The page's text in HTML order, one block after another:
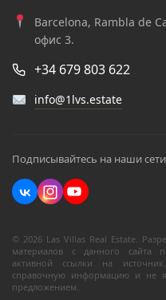
Barcelona, Rambla de
офис 3.
+34 679 803 622
info@1lvs.estate
Подписывайтесь на наши
© 2026 Las Villas Real Estate.
материалов с данного сайта
активной ссылки на
справочную информацию и не
предложением.